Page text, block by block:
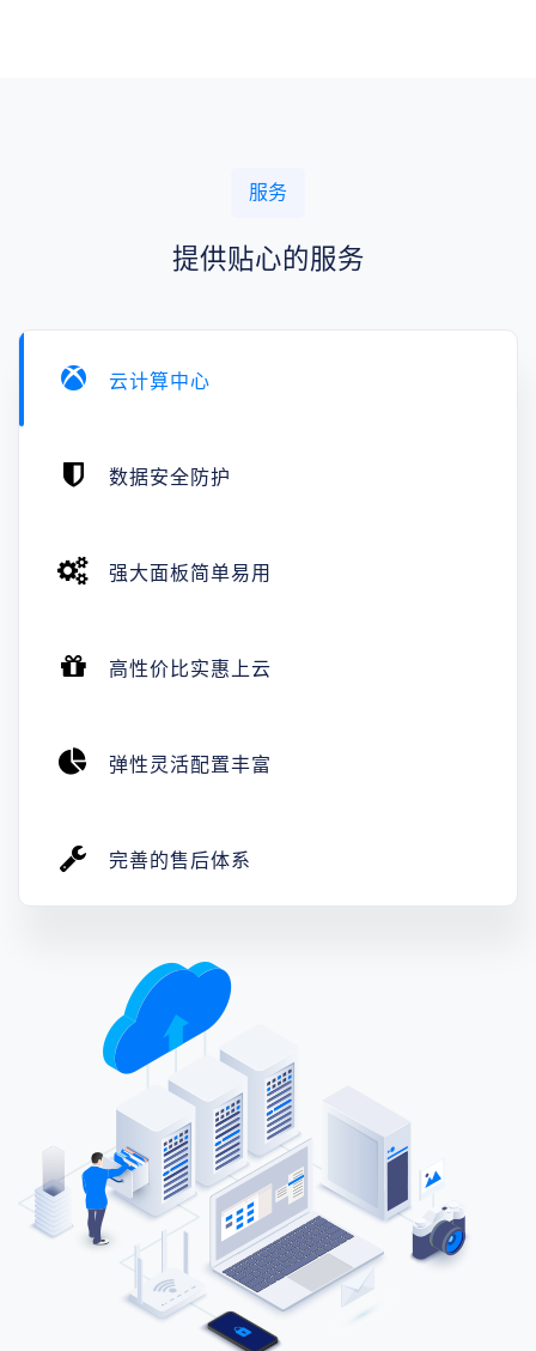
服务
提供贴心的服务
云计算中心
数据安全防护
强大面板简单易用
高性价比实惠上云
弹性灵活配置丰富
完善的售后体系